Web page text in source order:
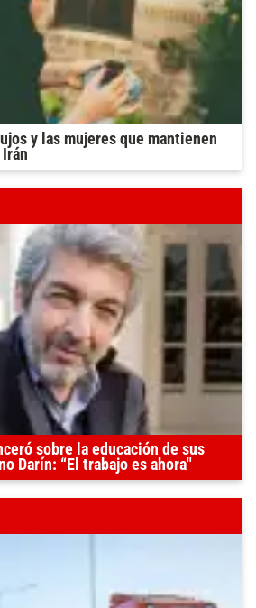
y las mujeres que mantienen
sobre la educación de sus
Darín: “El trabajo es ahora"